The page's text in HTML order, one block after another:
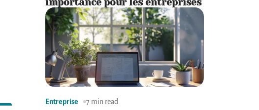
Entreprise 7 min read